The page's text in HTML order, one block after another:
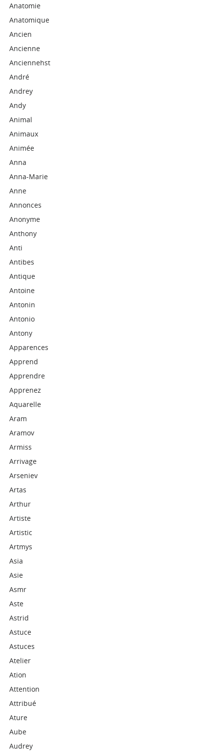
Anatomie
Anatomique
Ancien
Ancienne
Anciennehst
André
Andrey
Andy
Animal
Animaux
Animée
Anna
Anna-Marie
Anne
Annonces
Anonyme
Anthony
Anti
Antibes
Antique
Antoine
Antonin
Antonio
Antony
Apparences
Apprend
Apprendre
Apprenez
Aquarelle
Aram
Aramov
Armiss
Arrivage
Arseniev
Artas
Arthur
Artiste
Artistic
Artmys
Asia
Asie
Asmr
Aste
Astrid
Astuce
Astuces
Atelier
Ation
Attention
Attribué
Ature
Aube
Audrey